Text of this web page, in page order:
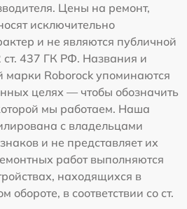
Цены на ремонт,
исключительно
и не являются публичной
ст. 437 ГК РФ. Названия и
марки Roborock упоминаются
целях — чтобы обозначить
мы работаем. Наша
с владельцами
и не представляет их
работ выполняются
находящихся в
в соответствии со ст.